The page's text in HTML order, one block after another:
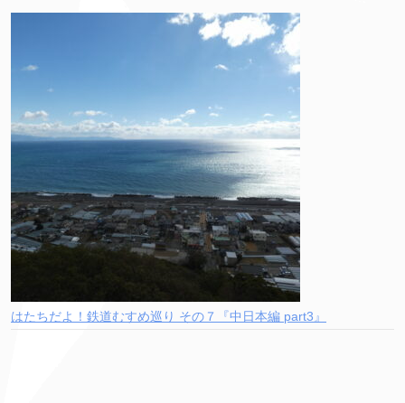
はたちだよ！鉄道むすめ巡り その７『中日本編 part3』